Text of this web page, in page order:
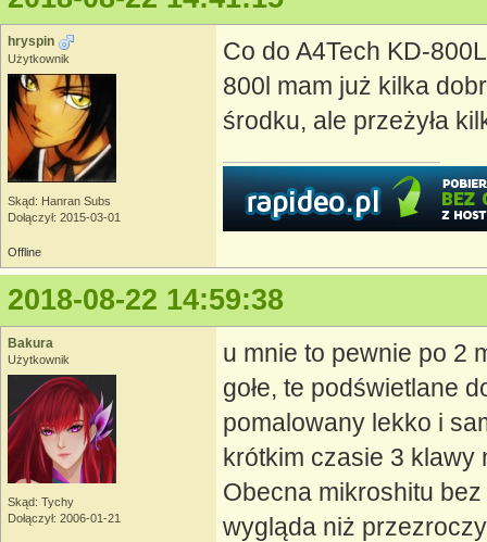
hryspin
Użytkownik
Skąd: Hanran Subs
Dołączył: 2015-03-01
Co do A4Tech KD-
800l mam już kilka
środku, ale przeżyła
Offline
2018-08-22 14:59:38
Bakura
Użytkownik
Skąd: Tychy
Dołączył: 2006-01-21
u mnie to pewnie po 2
gołe, te podświetlane
pomalowany lekko i
krótkim czasie 3 klawy
Obecna mikroshitu
wygląda niż